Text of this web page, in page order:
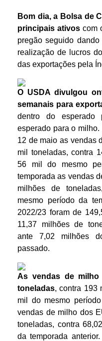
Bom dia, a Bolsa de
principais ativoscom
pregão seguido
realização de lucros
das exportações pela
O USDA divulgou
semanais para
dentro do
esperado para o
12 de maio as vendas
mil toneladas, contra
56 mil do mesmo
temporada as vendas
milhões de
mesmo período da
2022/23 foram de
11,37 milhões de
ante 7,02 milhões
passado.
As vendas de milho
toneladas, contra 193
mil do mesmo
vendas de milho dos
toneladas, contra
da temporada